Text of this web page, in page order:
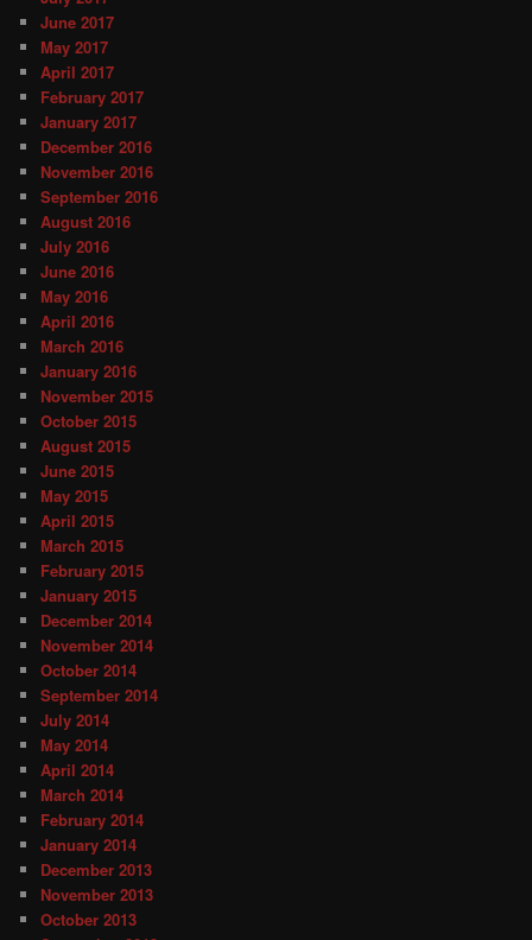
June 2017
May 2017
April 2017
February 2017
January 2017
December 2016
November 2016
September 2016
August 2016
July 2016
June 2016
May 2016
April 2016
March 2016
January 2016
November 2015
October 2015
August 2015
June 2015
May 2015
April 2015
March 2015
February 2015
January 2015
December 2014
November 2014
October 2014
September 2014
July 2014
May 2014
April 2014
March 2014
February 2014
January 2014
December 2013
November 2013
October 2013